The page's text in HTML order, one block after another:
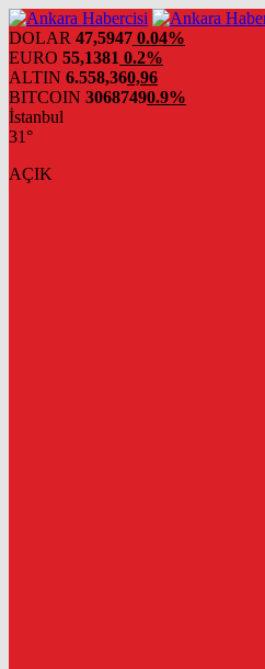
DOLAR 47,5947 0.04%
EURO 55,1381 0.2%
ALTIN 6.558,360,96
BITCOIN 30687490.9%
İstanbul
31°
AÇIK